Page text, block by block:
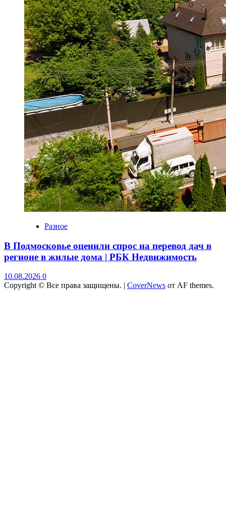
Разное
В Подмосковье оценили спрос на перевод дач в
регионе в жилые дома | РБК Недвижимость
10.08.2026 0
Copyright © Все права защищены. | CoverNews от AF themes.